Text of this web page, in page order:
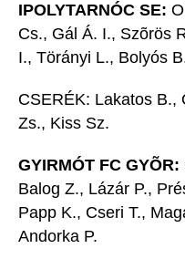
IPOLYTARNÓC SE:
Cs., Gál Á. I., Szõrös
I., Törányi L., Bolyós
CSERÉK: Lakatos B.,
Zs., Kiss Sz.
GYIRMÓT FC GYÕR:
Balog Z., Lázár P.,
Papp K., Cseri T.,
Andorka P.